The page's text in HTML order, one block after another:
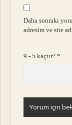
Daha sonraki
adresim ve site
9 - 5 kaçtır?*